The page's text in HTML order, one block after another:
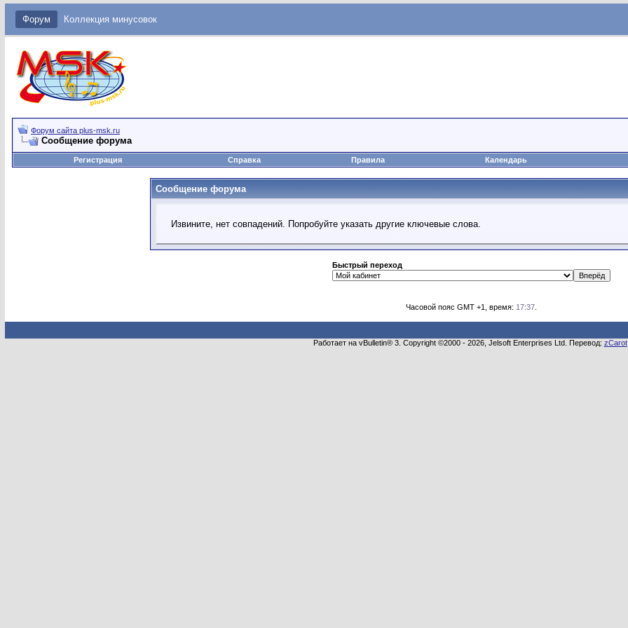
Форум Коллекция минусовок
Форум сайта plus-msk.ru
Сообщение форума
Регистрация
Справка Правила Календарь
Сообщение форума
Извините, нет совпадений. Попробуйте указать другие ключевые слова.
Быстрый переход
Часовой пояс GMT +1, время: 17:37.
Работает на vBulletin® 3. Copyright ©2000 - 2026, Jelsoft Enterprises Ltd. Перевод: zCarot.